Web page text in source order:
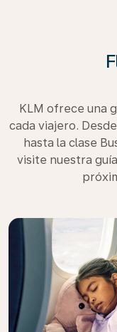
KLM ofrece una
cada viajero.
hasta la clase
visite nuestra